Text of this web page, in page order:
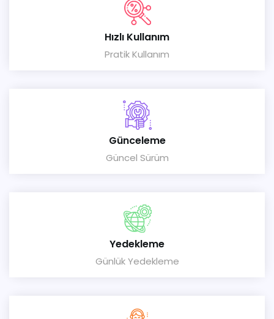
Hızlı Kullanım
Pratik Kullanım
Günceleme
Güncel Sürüm
Yedekleme
Günlük Yedekleme